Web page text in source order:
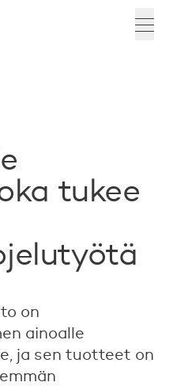
tukee
on
ainoalle
ja sen tuotteet on